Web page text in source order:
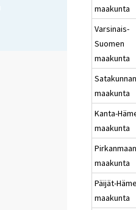
maakunta
Varsinais-
Suomen
maakunta
Satakunnan
maakunta
Kanta-
maakunta
Pirkanmaan
maakunta
Päijät-
maakunta